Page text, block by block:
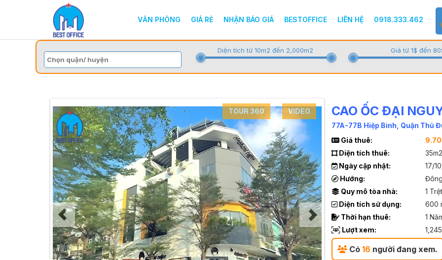
VĂN PHÒNG GIÁ RẺ NHẬN BÁO GIÁ BESTOFFICE LIÊN HỆ 0918.333.462
Diện tích từ 10m2 đến 2,000m2 Giá từ 1$ đến
TOUR 360 VIDEO CAO ỐC ĐẠI
77A-77B Hiệp Bình, Quận Thủ
Giá thuê:
Diện tích thuê:
Ngày cập nhật:
17/
Hướng:
Quy mô tòa nhà:
1
Diện tích sử dụng:
600
Thời hạn thuê:
1
Lượt xem:
1,245
Có 16 người đang xem.